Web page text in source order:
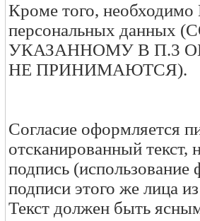
Кроме того, необходимо
персональных
УКАЗАННОМУ В П.3
НЕ ПРИНИМАЮТСЯ).
Согласие оформляется
отсканированный текст,
подпись (использование
подписи этого же лица
Текст должен быть